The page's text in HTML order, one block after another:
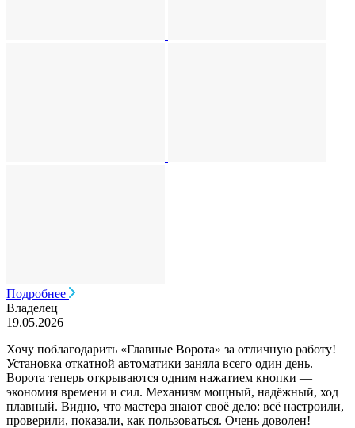
Подробнее
Владелец
19.05.2026
Хочу поблагодарить «Главные Ворота» за отличную работу!
Установка откатной автоматики заняла всего один день.
Ворота теперь открываются одним нажатием кнопки —
экономия времени и сил. Механизм мощный, надёжный, ход
плавный. Видно, что мастера знают своё дело: всё настроили,
проверили, показали, как пользоваться. Очень доволен!